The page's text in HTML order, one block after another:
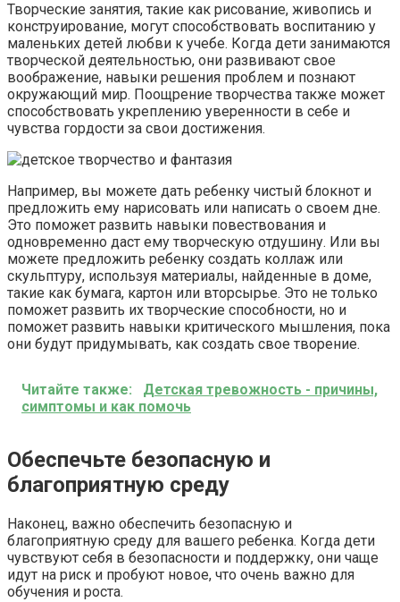
Творческие занятия, такие как рисование, живопись и
конструирование, могут способствовать воспитанию у
маленьких детей любви к учебе. Когда дети занимаются
творческой деятельностью, они развивают свое
воображение, навыки решения проблем и познают
окружающий мир. Поощрение творчества также может
способствовать укреплению уверенности в себе и
чувства гордости за свои достижения.
Например, вы можете дать ребенку чистый блокнот и
предложить ему нарисовать или написать о своем дне.
Это поможет развить навыки повествования и
одновременно даст ему творческую отдушину. Или вы
можете предложить ребенку создать коллаж или
скульптуру, используя материалы, найденные в доме,
такие как бумага, картон или вторсырье. Это не только
поможет развить их творческие способности, но и
поможет развить навыки критического мышления, пока
они будут придумывать, как создать свое творение.
Читайте также:
Детская тревожность - причины,
симптомы и как помочь
Обеспечьте безопасную и
благоприятную среду
Наконец, важно обеспечить безопасную и
благоприятную среду для вашего ребенка. Когда дети
чувствуют себя в безопасности и поддержку, они чаще
идут на риск и пробуют новое, что очень важно для
обучения и роста.